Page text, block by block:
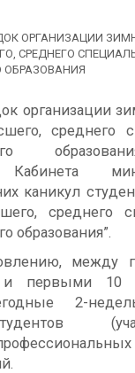
ОРГАНИЗАЦИИ
СРЕДНЕГО
организации
среднего
Кабинета
каникул
среднего
образования”.
между
и первыми 10
2-